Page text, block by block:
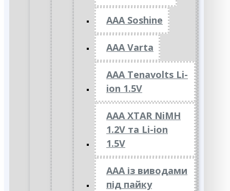
AAA Soshine
AAA Varta
AAA Tenavolts Li-
ion 1.5V
AAA XTAR NiMH
1.2V та Li-ion
1.5V
ААА із виводами
під пайку